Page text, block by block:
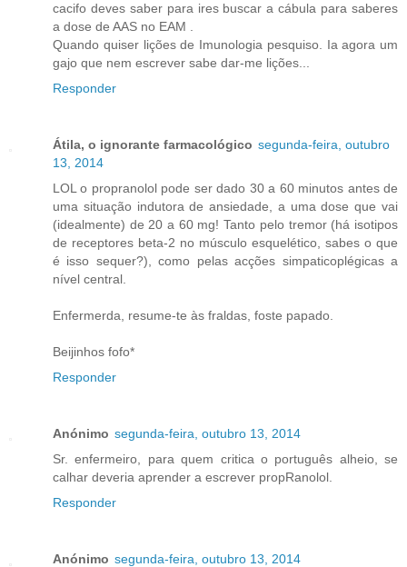
cacifo deves saber para ires buscar a cábula para saberes
a dose de AAS no EAM .
Quando quiser lições de Imunologia pesquiso. Ia agora um
gajo que nem escrever sabe dar-me lições...
Responder
Átila, o ignorante farmacológico segunda-feira, outubro
13, 2014
LOL o propranolol pode ser dado 30 a 60 minutos antes de
uma situação indutora de ansiedade, a uma dose que vai
(idealmente) de 20 a 60 mg! Tanto pelo tremor (há isotipos
de receptores beta-2 no músculo esquelético, sabes o que
é isso sequer?), como pelas acções simpaticoplégicas a
nível central.
Enfermerda, resume-te às fraldas, foste papado.
Beijinhos fofo*
Responder
Anónimo segunda-feira, outubro 13, 2014
Sr. enfermeiro, para quem critica o português alheio, se
calhar deveria aprender a escrever propRanolol.
Responder
Anónimo segunda-feira, outubro 13, 2014